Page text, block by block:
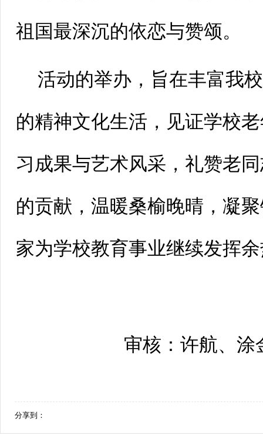
祖国最深沉的依恋与赞颂。
活动的举办，旨在丰富我
的精神文化生活，见证学校
习成果与艺术风采，礼赞老
的贡献，温暖桑榆晚晴，凝
家为学校教育事业继续发挥
审核：许航、涂
分享到：